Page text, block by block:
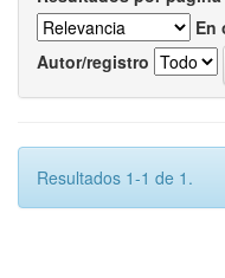
En
Autor/registro
Resultados 1-1 de 1.